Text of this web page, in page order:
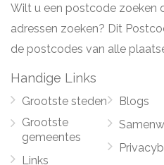
Wilt u een postcode zoeken
adressen zoeken? Dit
de postcodes van alle
Handige Links
Grootste steden
Grootste
gemeentes
Links
Blogs